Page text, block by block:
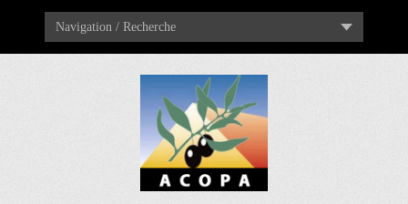
Navigation / Recherche